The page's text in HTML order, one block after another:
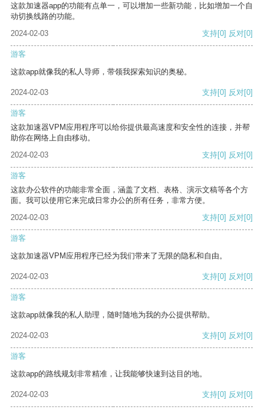
这款加速器app的功能有点单一，可以增加一些新功能，比如增加一个自
动切换线路的功能。
2024-02-03
支持[0] 反对[0]
游客
这款app就像我的私人导师，带领我探索知识的奥秘。
2024-02-03 支持[0] 反对[0]
游客
这款加速器VPM应用程序可以给你提供最高速度和安全性的连接，并帮
助你在网络上自由移动。
2024-02-03
支持[0] 反对[0]
游客
这款办公软件的功能非常全面，涵盖了文档、表格、演示文稿等各个方
面。我可以使用它来完成日常办公的所有任务，非常方便。
2024-02-03
支持[0] 反对[0]
游客
这款加速器VPM应用程序已经为我们带来了无限的隐私和自由。
2024-02-03 支持[0] 反对[0]
游客
这款app就像我的私人助理，随时随地为我的办公提供帮助。
2024-02-03 支持[0] 反对[0]
游客
这款app的路线规划非常精准，让我能够快速到达目的地。
2024-02-03 支持[0] 反对[0]